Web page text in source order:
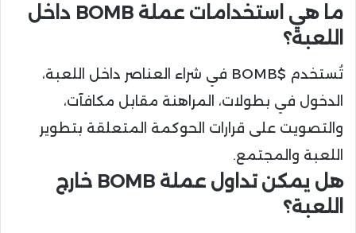
ما هي استخدامات عملة BOMB داخل
اللعبة؟
تُستخدم $BOMB في شراء العناصر داخل اللعبة،
الدخول في بطولات، المراهنة مقابل مكافآت،
والتصويت على قرارات الحوكمة المتعلقة بتطوير
اللعبة والمجتمع.
هل يمكن تداول عملة BOMB خارج
اللعبة؟